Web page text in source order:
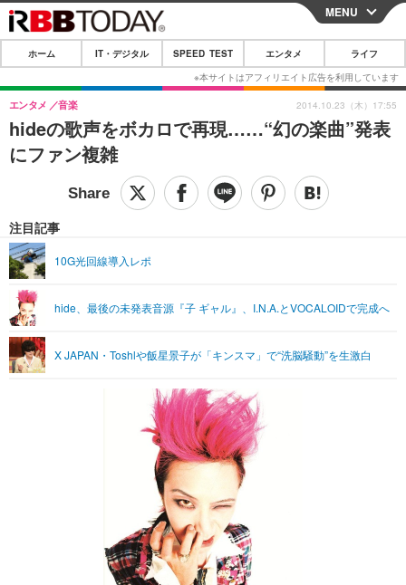
CLOSE
ホーム
IT・デジタル
IT・デジタルTOP スマートフォン
ショッピング その他
SPEED TEST
エンタメTOP 映画・ドラマ
グラビア ブログ
ショッピング その他
ライフTOP
リリース一覧
プッシュ通知の停止方法
MENU
ホーム IT・デジタル SPEED TEST エンタメ ライフ
hideの歌声をボカロで再現……“幻の楽曲”発表
にファン複雑
エンタメ 音楽
注目記事
10G光回線導入レポ
hide、最後の未発表音源『子 ギャル』、I.N.A.とVOCALOIDで完成へ
X JAPAN・Toshlや飯星景子が「キンスマ」で“洗脳騒動”を生激白
2014.10.23（木）17:55